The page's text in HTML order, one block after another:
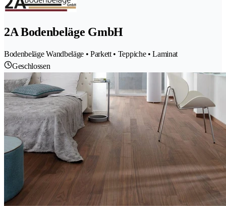
2A Bodenbeläge GmbH
Bodenbeläge Wandbeläge • Parkett • Teppiche • Laminat
Geschlossen